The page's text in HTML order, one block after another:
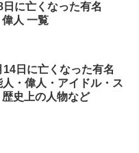
日に亡くなった有名
人 一覧
14日に亡くなった有名
人・偉人・アイドル・ス
史上の人物など